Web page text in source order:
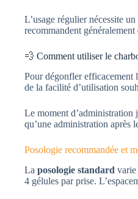
L’usage régulier nécessite
recommandent
💨 Comment utiliser le
Pour dégonfler efficacement
de la facilité d’utilisation
Le moment d’administration
qu’une administration après
Posologie recommandée et
La posologie standard varie
4 gélules par prise.